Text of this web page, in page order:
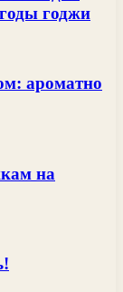
годжи
ароматно
на